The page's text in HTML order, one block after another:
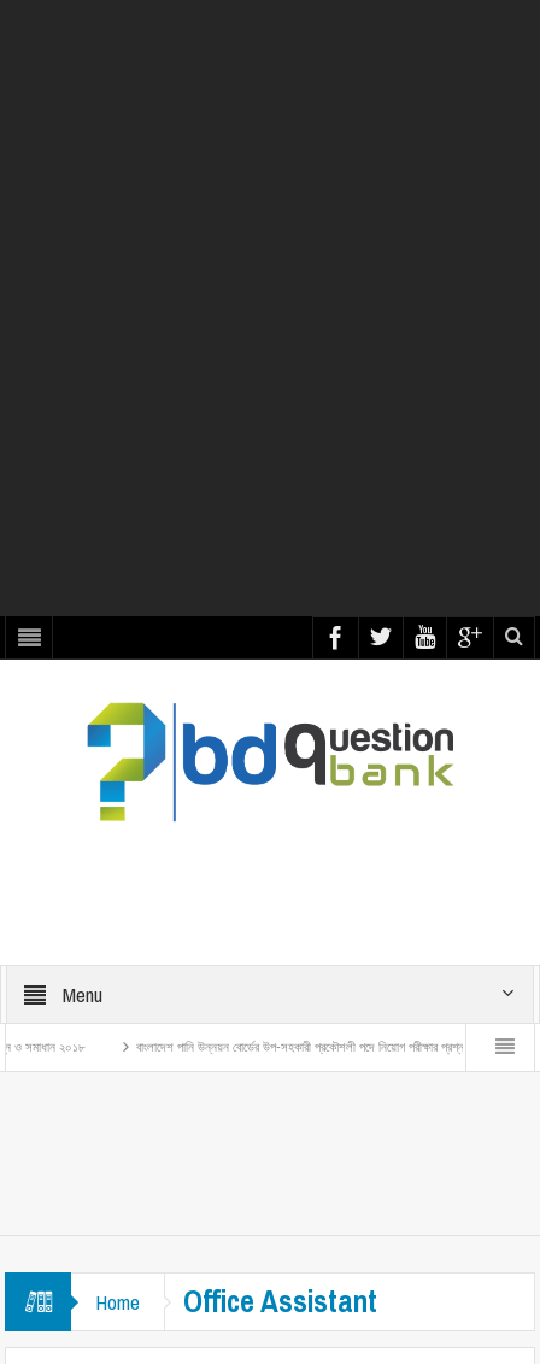
Menu
২০১৮ বাংলাদেশ পানি উন্নয়ন বোর্ডের উপ-সহকারী প্রকৌশলী পদে নিয়োগ পরীক্ষার প্রশ্ন ও সমাধান – ২০২৬
Home Office Assistant